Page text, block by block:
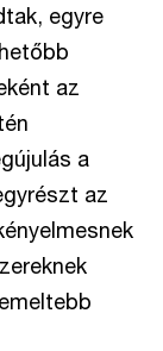
egyre
az
a
az